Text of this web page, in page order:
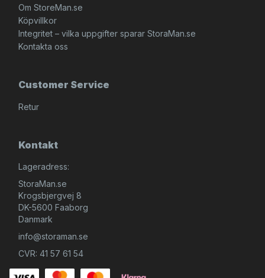
Om StoreMan.se
Köpvillkor
Integritet – vilka uppgifter sparar StoraMan.se
Kontakta oss
Customer Service
Retur
Kontakt
Lageradress:
StoraMan.se
Krogsbjergvej 8
DK-5600 Faaborg
Danmark
info@storaman.se
CVR: 41 57 61 54